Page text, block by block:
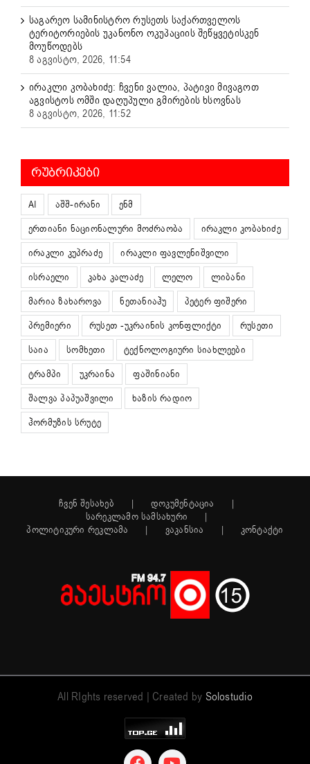
საგარეო სამინისტრო რუსეთს საქართველოს
ტერიტორიების უკანონო ოკუპაციის შეწყვეტისკენ
მოუწოდებს
8 აგვისტო, 2026, 11:54
ირაკლი კობახიძე: ჩვენი ვალია, პატივი მივაგოთ
აგვისტოს ომში დაღუპული გმირების ხსოვნას
8 აგვისტო, 2026, 11:52
ᲠᲣᲑᲠᲘᲙᲔᲑᲘ
AI აშშ-ირანი
ენმ
ერთიანი ნაციონალური მოძრაობა
ირაკლი კობახიძე
ირაკლი კუპრაძე
ირაკლი ფავლენიშვილი
ისრაელი
კახა კალაძე ლელო
ლიბანი
მარია ზახაროვა
ნეთანიაჰუ
პეტერ ფიშერი
პრემიერი
რუსეთ -უკრაინის კონფლიქტი
რუსეთი
საია
სომხეთი
ტექნოლოგიური სიახლეები
ტრამპი
უკრაინა
ფაშინიანი
შალვა პაპუაშვილი
ხაზის რადიო
ჰორმუზის სრუტე
ჩვენ შესახებ
დოკუმენტაცია
სარეკლამო სამსახური
პოლიტიკური რეკლამა
ვაკანსია კონტაქტი
All RIghts reserved | Created by Solostudio